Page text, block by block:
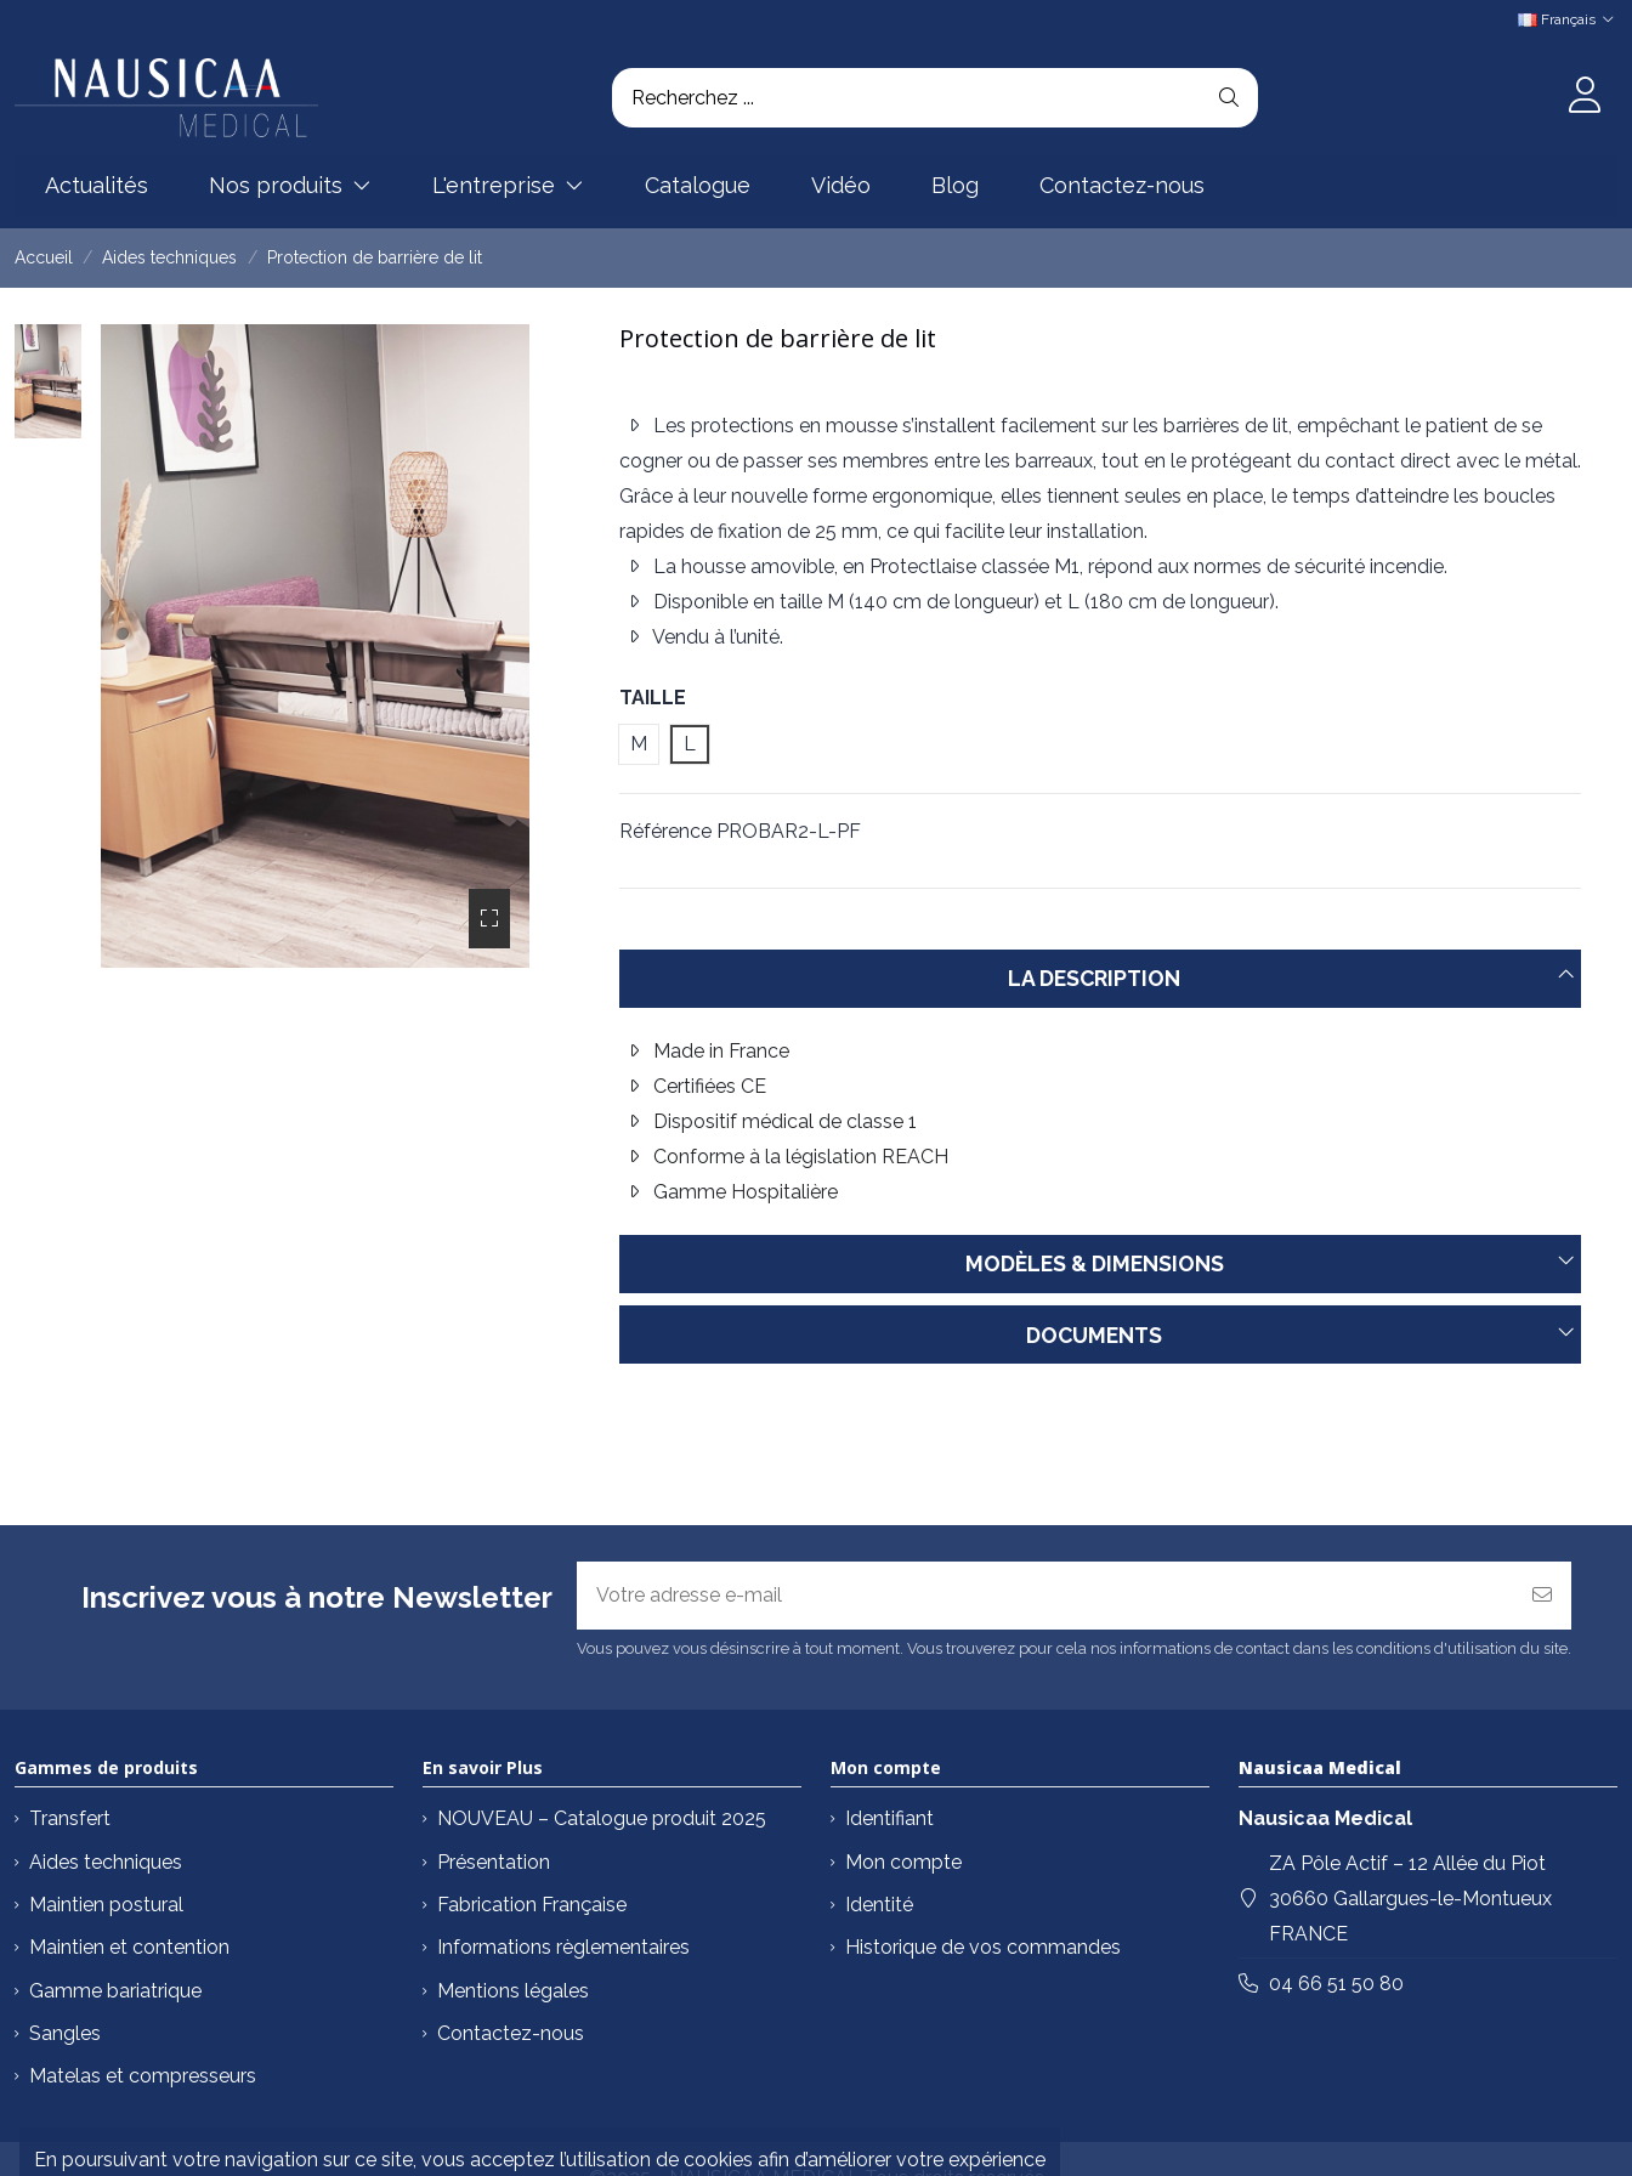
Français
Actualités Nos produits L'entreprise Catalogue Vidéo Blog Contactez-nous
Accueil Aides techniques Protection de barrière de lit
Protection de barrière de lit
Les protections en mousse s’installent facilement sur les barrières de lit, empêchant le patient de se
cogner ou de passer ses membres entre les barreaux, tout en le protégeant du contact direct avec le métal.
Grâce à leur nouvelle forme ergonomique, elles tiennent seules en place, le temps d’atteindre les boucles
rapides de fixation de 25 mm, ce qui facilite leur installation.
La housse amovible, en Protectlaise classée M1, répond aux normes de sécurité incendie.
Disponible en taille M (140 cm de longueur) et L (180 cm de longueur).
Vendu à l’unité.
TAILLE
M
L
Référence PROBAR2-L-PF
LA DESCRIPTION
Made in France
Certifiées CE
Dispositif médical de classe 1
Conforme à la législation REACH
Gamme Hospitalière
MODÈLES & DIMENSIONS
DOCUMENTS
Inscrivez vous à notre Newsletter
Vous pouvez vous désinscrire à tout moment. Vous trouverez pour cela nos informations de contact dans les conditions d'utilisation du site.
Gammes de produits
Transfert
Aides techniques
Maintien postural
Maintien et contention
Gamme bariatrique
Sangles
Matelas et compresseurs
En savoir Plus
NOUVEAU – Catalogue produit 2025
Présentation
Fabrication Française
Informations règlementaires
Mentions légales
Contactez-nous
Mon compte
Identifiant
Mon compte
Identité
Historique de vos commandes
Nausicaa Medical
Nausicaa Medical
ZA Pôle Actif – 12 Allée du Piot
30660 Gallargues-le-Montueux
FRANCE
04 66 51 50 80
En poursuivant votre navigation sur ce site, vous acceptez l’utilisation de cookies afin d’améliorer votre expérience